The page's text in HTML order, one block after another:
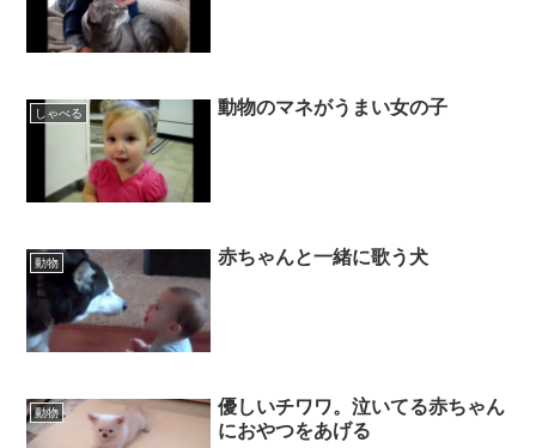
しゃべる 動物のマネがうまい女の子
動物 赤ちゃんと一緒に歌う犬
動物
優しいチワワ。泣いてる赤ちゃん
におやつをあげる